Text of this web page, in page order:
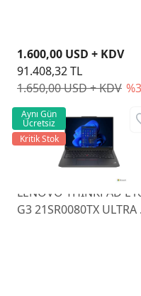
1.650,00 USD + KDV %3
1.600,00 USD + KDV
91.408,32 TL
LENOVO THINKPAD
G3 21SR0080TX ULTRA
Aynı Gün
Ücretsiz
Kritik Stok